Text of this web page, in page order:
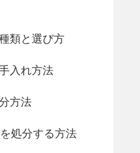
類と選び方
入れ方法
方法
処分する方法